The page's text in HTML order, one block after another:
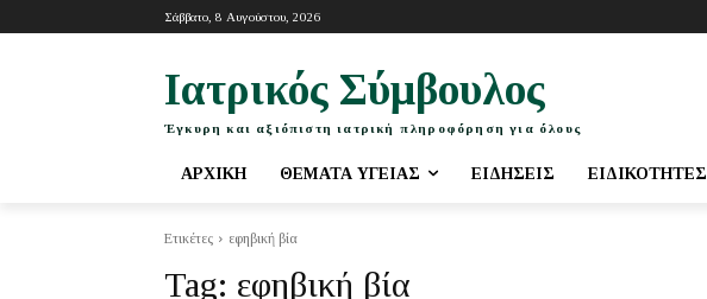
Σάββατο, 8 Αυγούστου, 2026
Ιατρικός Σύμβουλος
Έγκυρη και αξιόπιστη ιατρική πληροφόρηση για όλους
ΑΡΧΙΚΉ ΘΈΜΑΤΑ ΥΓΕΊΑΣ ΕΙΔΉΣΕΙΣ ΕΙΔΙΚΌΤΗΤΕΣ
Ετικέτες εφηβική βία
Tag: εφηβική βία